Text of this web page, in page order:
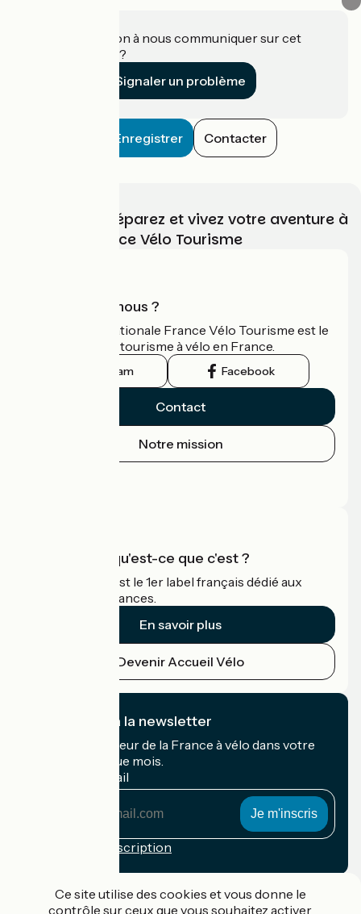
Une information à nous communiquer sur cet
établissement ?
Signaler un problème
Enregistrer Contacter
Choisissez, préparez et vivez votre aventure à
vélo avec France Vélo Tourisme
Qui sommes-nous ?
L'association nationale France Vélo Tourisme est le
guide officiel du tourisme à vélo en France.
Instagram Facebook
Contact
Notre mission
Accueil Vélo qu'est-ce que c'est ?
Accueil Vélo c'est le 1er label français dédié aux
cyclistes en vacances.
En savoir plus
Devenir Accueil Vélo
Je m'abonne à la newsletter
Recevez le meilleur de la France à vélo dans votre
boîte mail chaque mois.
Mon adresse mail
Conditions d'inscription
Ce site utilise des cookies et vous donne le
contrôle sur ceux que vous souhaitez activer